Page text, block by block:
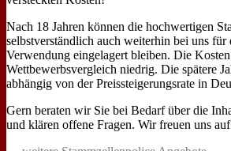
Nach 18 Jahren können die hochwertigen
selbstverständlich auch weiterhin bei uns für
Verwendung eingelagert bleiben. Die
Wettbewerbsvergleich niedrig. Die spätere
abhängig von der Preissteigerungsrate in
Gern beraten wir Sie bei Bedarf über die
und klären offene Fragen. Wir freuen uns